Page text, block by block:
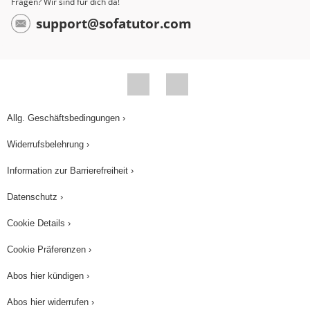
support@sofatutor.com
Allg. Geschäftsbedingungen ›
Widerrufsbelehrung ›
Information zur Barrierefreiheit ›
Datenschutz ›
Cookie Details ›
Cookie Präferenzen ›
Abos hier kündigen ›
Abos hier widerrufen ›